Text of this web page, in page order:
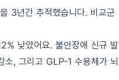
3년간 추적했습니다. 비교군
낮았어요. 불안장애 신규 발
소, 그리고 GLP-1 수용체가 뇌